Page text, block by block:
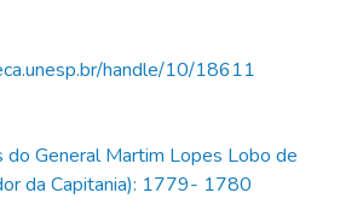
handle/10/18611
General Martim Lopes Lobo de
da Capitania): 1779- 1780